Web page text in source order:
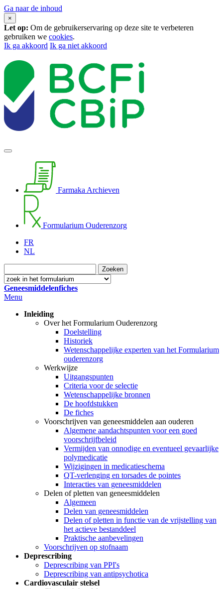
Ga naar de inhoud
×
Let op: Om de gebruikerservaring op deze site te verbeteren
gebruiken we cookies.
Ik ga akkoord Ik ga niet akkoord
Farmaka Archieven
Formularium Ouderenzorg
FR
NL
Geneesmiddelenfiches
Menu
Inleiding
Over het Formularium Ouderenzorg
Doelstelling
Historiek
Wetenschappelijke experten van het Formularium
ouderenzorg
Werkwijze
Uitgangspunten
Criteria voor de selectie
Wetenschappelijke bronnen
De hoofdstukken
De fiches
Voorschrijven van geneesmiddelen aan ouderen
Algemene aandachtspunten voor een goed
voorschrijfbeleid
Vermijden van onnodige en eventueel gevaarlijke
polymedicatie
Wijzigingen in medicatieschema
QT-verlenging en torsades de pointes
Interacties van geneesmiddelen
Delen of pletten van geneesmiddelen
Algemeen
Delen van geneesmiddelen
Delen of pletten in functie van de vrijstelling van
het actieve bestanddeel
Praktische aanbevelingen
Voorschrijven op stofnaam
Deprescribing
Deprescribing van PPI's
Deprescribing van antipsychotica
Cardiovasculair stelsel